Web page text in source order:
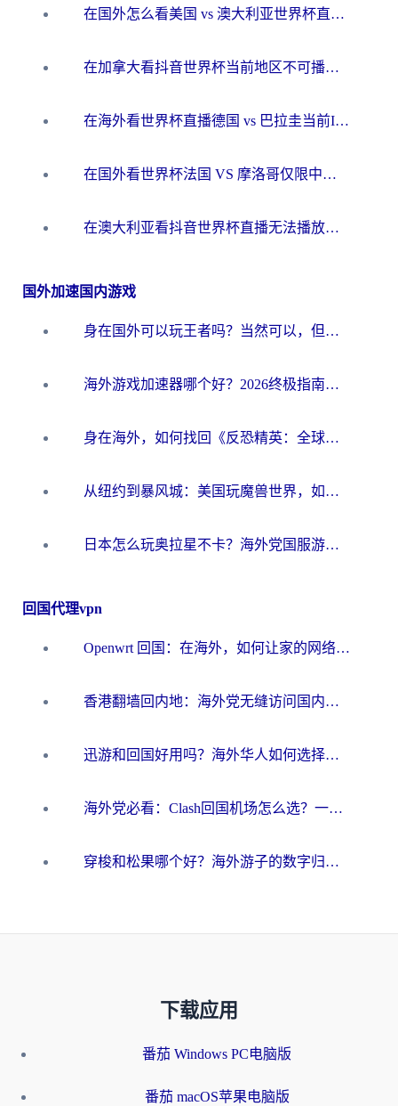
在国外怎么看美国 vs 澳大利亚世界杯直播？海外党必藏的中文解说观赛指南
在加拿大看抖音世界杯当前地区不可播放？海外党体育观赛终极指南
在海外看世界杯直播德国 vs 巴拉圭当前IP受限制？这篇指南帮你轻松解决地区限制
在国外看世界杯法国 VS 摩洛哥仅限中国大陆？别让地域限制拦下你的欢呼
在澳大利亚看抖音世界杯直播无法播放？海外党体育观赛终极指南来了！
国外加速国内游戏
身在国外可以玩王者吗？当然可以，但你需要这份“加速”指南
海外游戏加速器哪个好？2026终极指南帮你畅玩国服+解决卡顿难题
身在海外，如何找回《反恐精英：全球攻势》国服的丝滑手感？一份给你的终极指南
从纽约到暴风城：美国玩魔兽世界，如何找到你的最佳网络航线
日本怎么玩奥拉星不卡？海外党国服游戏加速器选择全攻略
回国代理vpn
Openwrt 回国：在海外，如何让家的网络触手可及
香港翻墙回内地：海外党无缝访问国内资源的加速器选择全攻略
迅游和回国好用吗？海外华人如何选择靠谱的回国加速器
海外党必看：Clash回国机场怎么选？一篇搞定无缝访问国内资源的全攻略
穿梭和松果哪个好？海外游子的数字归乡路，到底该怎么选
下载应用
番茄 Windows PC电脑版
番茄 macOS苹果电脑版